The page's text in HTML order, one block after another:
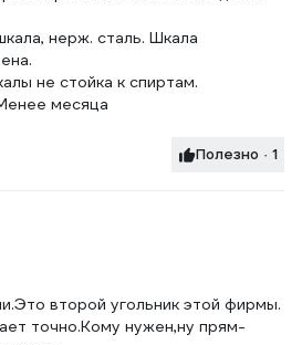
нерж. сталь. Шкала
не стойка к спиртам.
месяца
Полезно · 1
второй угольник этой фирмы.
точно.Кому нужен,ну прям-